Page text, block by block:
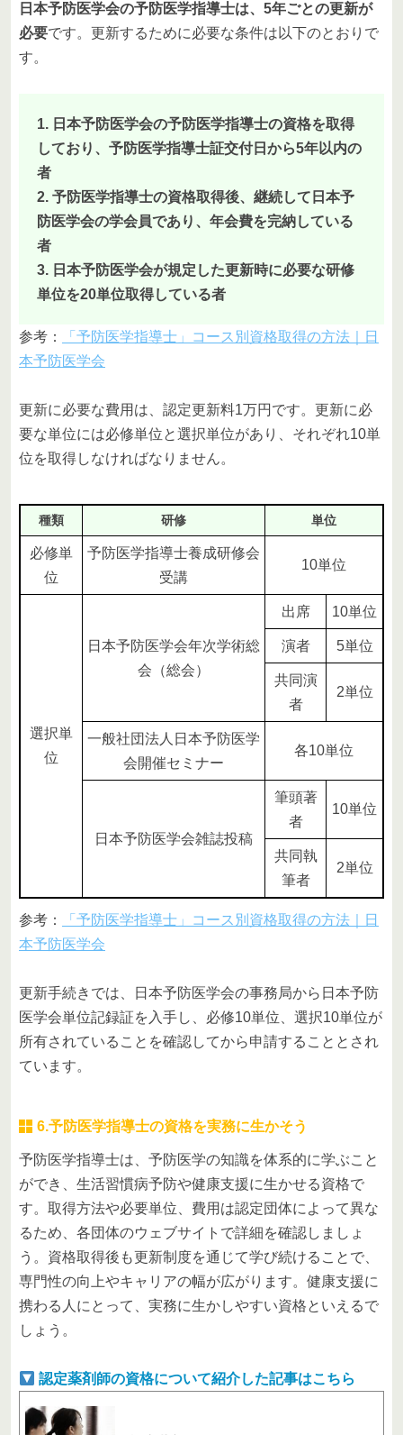
日本予防医学会の予防医学指導士は、5年ごとの更新が
必要です。更新するために必要な条件は以下のとおりで
す。
1. 日本予防医学会の予防医学指導士の資格を取得
しており、予防医学指導士証交付日から5年以内の
者
2. 予防医学指導士の資格取得後、継続して日本予
防医学会の学会員であり、年会費を完納している
者
3. 日本予防医学会が規定した更新時に必要な研修
単位を20単位取得している者
参考：
「予防医学指導士」コース別資格取得の方法｜日
本予防医学会
更新に必要な費用は、認定更新料1万円です。更新に必
要な単位には必修単位と選択単位があり、それぞれ10単
位を取得しなければなりません。
種類 研修 単位
必修単
位
予防医学指導士養成研修会
受講
10単位
選択単
位
日本予防医学会年次学術総
会（総会）
出席 10単位
演者 5単位
共同演
者
2単位
一般社団法人日本予防医学
会開催セミナー
各10単位
日本予防医学会雑誌投稿
筆頭著
者
10単位
共同執
筆者
2単位
参考：
「予防医学指導士」コース別資格取得の方法｜日
本予防医学会
更新手続きでは、日本予防医学会の事務局から日本予防
医学会単位記録証を入手し、必修10単位、選択10単位が
所有されていることを確認してから申請することとされ
ています。
6.予防医学指導士の資格を実務に生かそう
予防医学指導士は、予防医学の知識を体系的に学ぶこと
ができ、生活習慣病予防や健康支援に生かせる資格で
す。取得方法や必要単位、費用は認定団体によって異な
るため、各団体のウェブサイトで詳細を確認しましょ
う。資格取得後も更新制度を通じて学び続けることで、
専門性の向上やキャリアの幅が広がります。健康支援に
携わる人にとって、実務に生かしやすい資格といえるで
しょう。
認定薬剤師の資格について紹介した記事はこちら